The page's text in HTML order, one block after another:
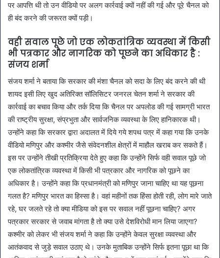
पर आपत्ति थी तो उन वीडियो पर अलग कार्रवाई क्यों नहीं की गई और पूरे चैनल को
ही बंद करने की जरूरत क्यों पड़ी।
वही सवाल पूछे जो एक लोकतांत्रिक व्यवस्था में किसी
भी पत्रकार और नागरिक को पूछने का अधिकार है :
संजय शर्मा
संजय शर्मा ने बताया कि सरकार की मंशा चैनल को सदा के लिए बंद करने की थी
शायद इसी लिए खुद अतिरिक्त सॉलिसिटर जनरल चेतन शर्मा ने सरकार की
कार्रवाई का बचाव किया और तर्क दिया कि चैनल पर अपलोड की गई सामग्री भारत
की राष्ट्रीय सुरक्षा, संप्रभुता और सार्वजनिक व्यवस्था के लिए हानिकारक थी।
उन्होंने कहा कि सरकार द्वारा अदालत में दिये गये शपथ पत्र में कहा गया कि उनके
वीडियो मणिपुर और कश्मीर जैसे संवेदनशील क्षेत्रों में माहौल खराब कर सकते हैं।
इस पर उन्होंने तीखी प्रतिक्रिया देते हुए कहा कि उन्होंने सिर्फ वही सवाल पूछे जो
एक लोकतांत्रिक व्यवस्था में किसी भी पत्रकार और नागरिक को पूछने का
अधिकार है। उन्होंने कहा कि प्रधानमंत्री को मणिपुर जाना चाहिए था यह पूछना
गलत है? मणिपुर भारत का हिस्सा है। वहां महीनों तक हिंसा होती रही, लोग मारे जाते
रहे, घर जलते रहे तो क्या मीडिया को इस पर सवाल नहीं पूछना चाहिए? अगर
पत्रकार सरकार से जवाब मांगता है तो क्या उसे देशविरोधी मान लिया जाएगा?
कश्मीर को लेकर भी संजय शर्मा ने कहा कि उन्होंने केवल सुरक्षा व्यवस्था और
आतंकवाद से जुड़े सवाल उठाए थे। उनके मुताबिक उन्होंने सिर्फ इतना पूछा था कि